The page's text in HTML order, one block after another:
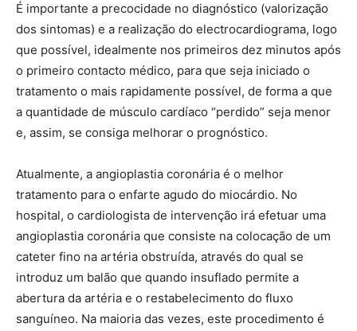
É importante a precocidade no diagnóstico (valorização
dos sintomas) e a realização do electrocardiograma, logo
que possível, idealmente nos primeiros dez minutos após
o primeiro contacto médico, para que seja iniciado o
tratamento o mais rapidamente possível, de forma a que
a quantidade de músculo cardíaco “perdido” seja menor
e, assim, se consiga melhorar o prognóstico.
Atualmente, a angioplastia coronária é o melhor
tratamento para o enfarte agudo do miocárdio. No
hospital, o cardiologista de intervenção irá efetuar uma
angioplastia coronária que consiste na colocação de um
cateter fino na artéria obstruída, através do qual se
introduz um balão que quando insuflado permite a
abertura da artéria e o restabelecimento do fluxo
sanguíneo. Na maioria das vezes, este procedimento é